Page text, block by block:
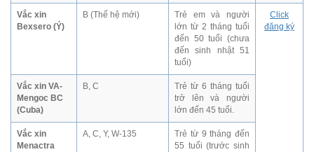
Vắc xin
Bexsero (Ý)
B (Thế hệ mới)
Trẻ em và người
lớn từ 2 tháng tuổi
đến 50 tuổi (chưa
đến sinh nhật 51
tuổi)
Click
đăng ký
Vắc xin VA-
Mengoc BC
(Cuba)
B, C
Trẻ từ 6 tháng tuổi
trở lên và người
lớn đến 45 tuổi.
Vắc xin
Menactra
A, C, Y, W-135
Trẻ từ 9 tháng đến
55 tuổi (trước sinh